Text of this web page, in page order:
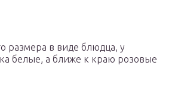
размера в виде блюдца, у
белые, а ближе к краю розовые